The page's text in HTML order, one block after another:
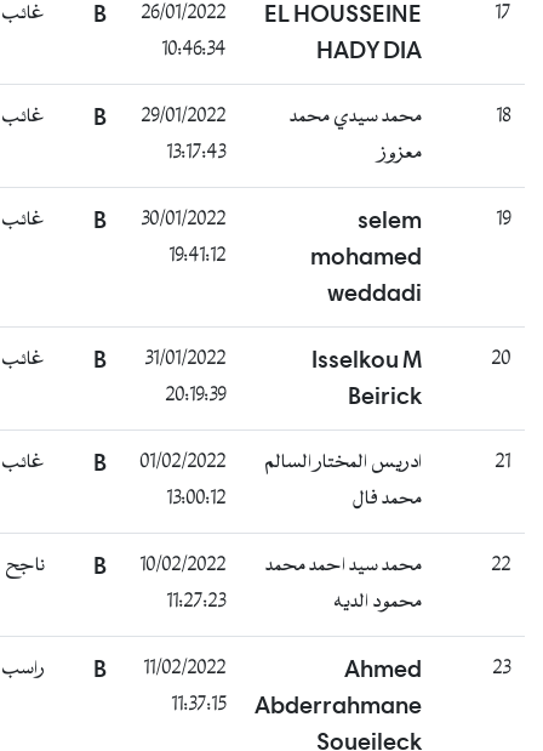
17
EL HOUSSEINE
HADY DIA
26/01/2022
10:46:34
غائب
18
محمد سيدي محمد
معزوز
29/01/2022
13:17:43
غائب
19
selem
mohamed
weddadi
30/01/2022
19:41:12
غائب
20
Isselkou M
Beirick
31/01/2022
20:19:39
غائب
21
ادريس المختار السالم
محمد فال
01/02/2022
13:00:12
غائب
22
محمد سيد احمد محمد
محمود الديه
10/02/2022
11:27:23
ناجح
23
Ahmed
Abderrahmane
Soueileck
11/02/2022
11:37:15
راسب